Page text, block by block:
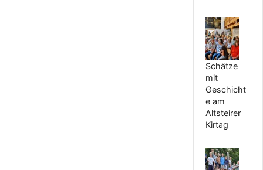
Schätze
mit
Geschicht
e am
Altsteirer
Kirtag